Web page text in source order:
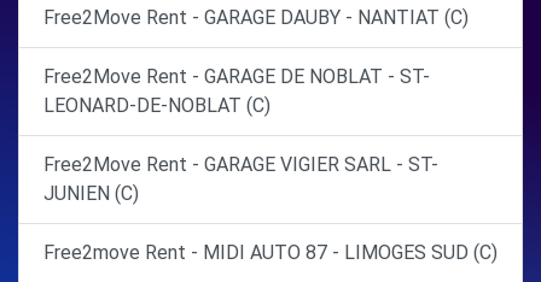
Free2Move Rent - GARAGE DAUBY - NANTIAT (C)
Free2Move Rent - GARAGE DE NOBLAT - ST-
LEONARD-DE-NOBLAT (C)
Free2Move Rent - GARAGE VIGIER SARL - ST-
JUNIEN (C)
Free2move Rent - MIDI AUTO 87 - LIMOGES SUD (C)